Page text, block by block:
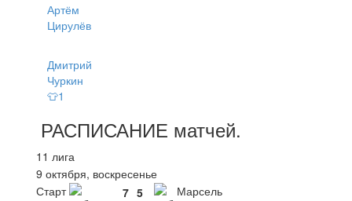
Артём
Цирулёв
Дмитрий
Чуркин
👕1
РАСПИСАНИЕ матчей.
11 лига
9 октября, воскресенье
Старт
7 5
Марсель